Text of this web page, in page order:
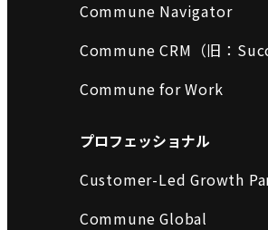
Commune Navigator
Commune CRM（旧：
Commune for Work
プロフェッショナル
Customer-Led Growth
Commune Global